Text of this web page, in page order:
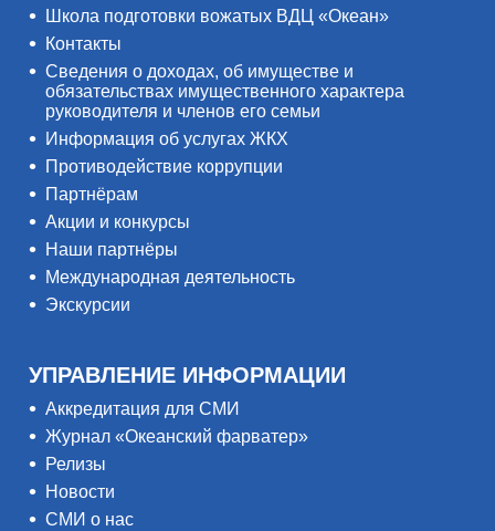
Школа подготовки вожатых ВДЦ «Океан»
Контакты
Сведения о доходах, об имуществе и
обязательствах имущественного характера
руководителя и членов его семьи
Информация об услугах ЖКХ
Противодействие коррупции
Партнёрам
Акции и конкурсы
Наши партнёры
Международная деятельность
Экскурсии
УПРАВЛЕНИЕ ИНФОРМАЦИИ
Аккредитация для СМИ
Журнал «Океанский фарватер»
Релизы
Новости
СМИ о нас